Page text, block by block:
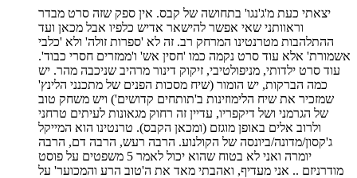
יצאתי כעת מ'ג'נגו' בתחושה של קבס. אין ספק שזה סרט מבדר
וראוותני שאי אפשר להישאר אדיש כלפיו אבל מכאן ועד
ההתלהבות מטרנטינו המרחק רב. זה לא 'ספרות זולה' ולא 'כלבי
אשמורת' אלא עוד סרט נקמה כמו 'חסין אש' ו'ממזרים חסרי כבוד'.
עוד סרט ילדותי, מניפולטיבי, זיקוק דינור מרהיב שניכבה מהר. יש
כמה הברקות, יש הומור (שיח מסכות הפנים של מתכנני הלינץ'
שמזכיר את שיח הלימוזינות ב'תותחים קדושים') ויש משחק טוב
של הגרמני ושל דיקפריו, עדיין זה רחוק מגאונות לעיתים טרחני
ולרוב אלים באופן מוגזם (ומכאן הקבס). טרנטינו הוא המייקל
ג'קסון/מדונה/ביונסה של הקולנוע. הרבה רעש, הרבה דם, הרבה
יומרה ואני לא בטוח שהוא יכול לאמר 5 משפטים על פוסט
מודרניזם .. אני מעדיף, ואהבתי מאד את ה'טוב הרע והמכוער' על